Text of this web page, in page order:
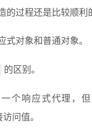
过程还是比较顺利
式对象和普通对象。
的区别。
个响应式代理，
问值。